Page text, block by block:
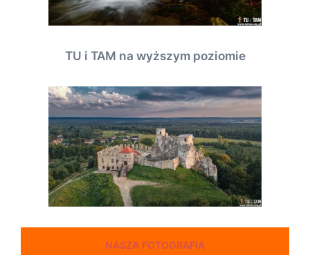
TU i TAM na wyższym poziomie
NASZA FOTOGRAFIA